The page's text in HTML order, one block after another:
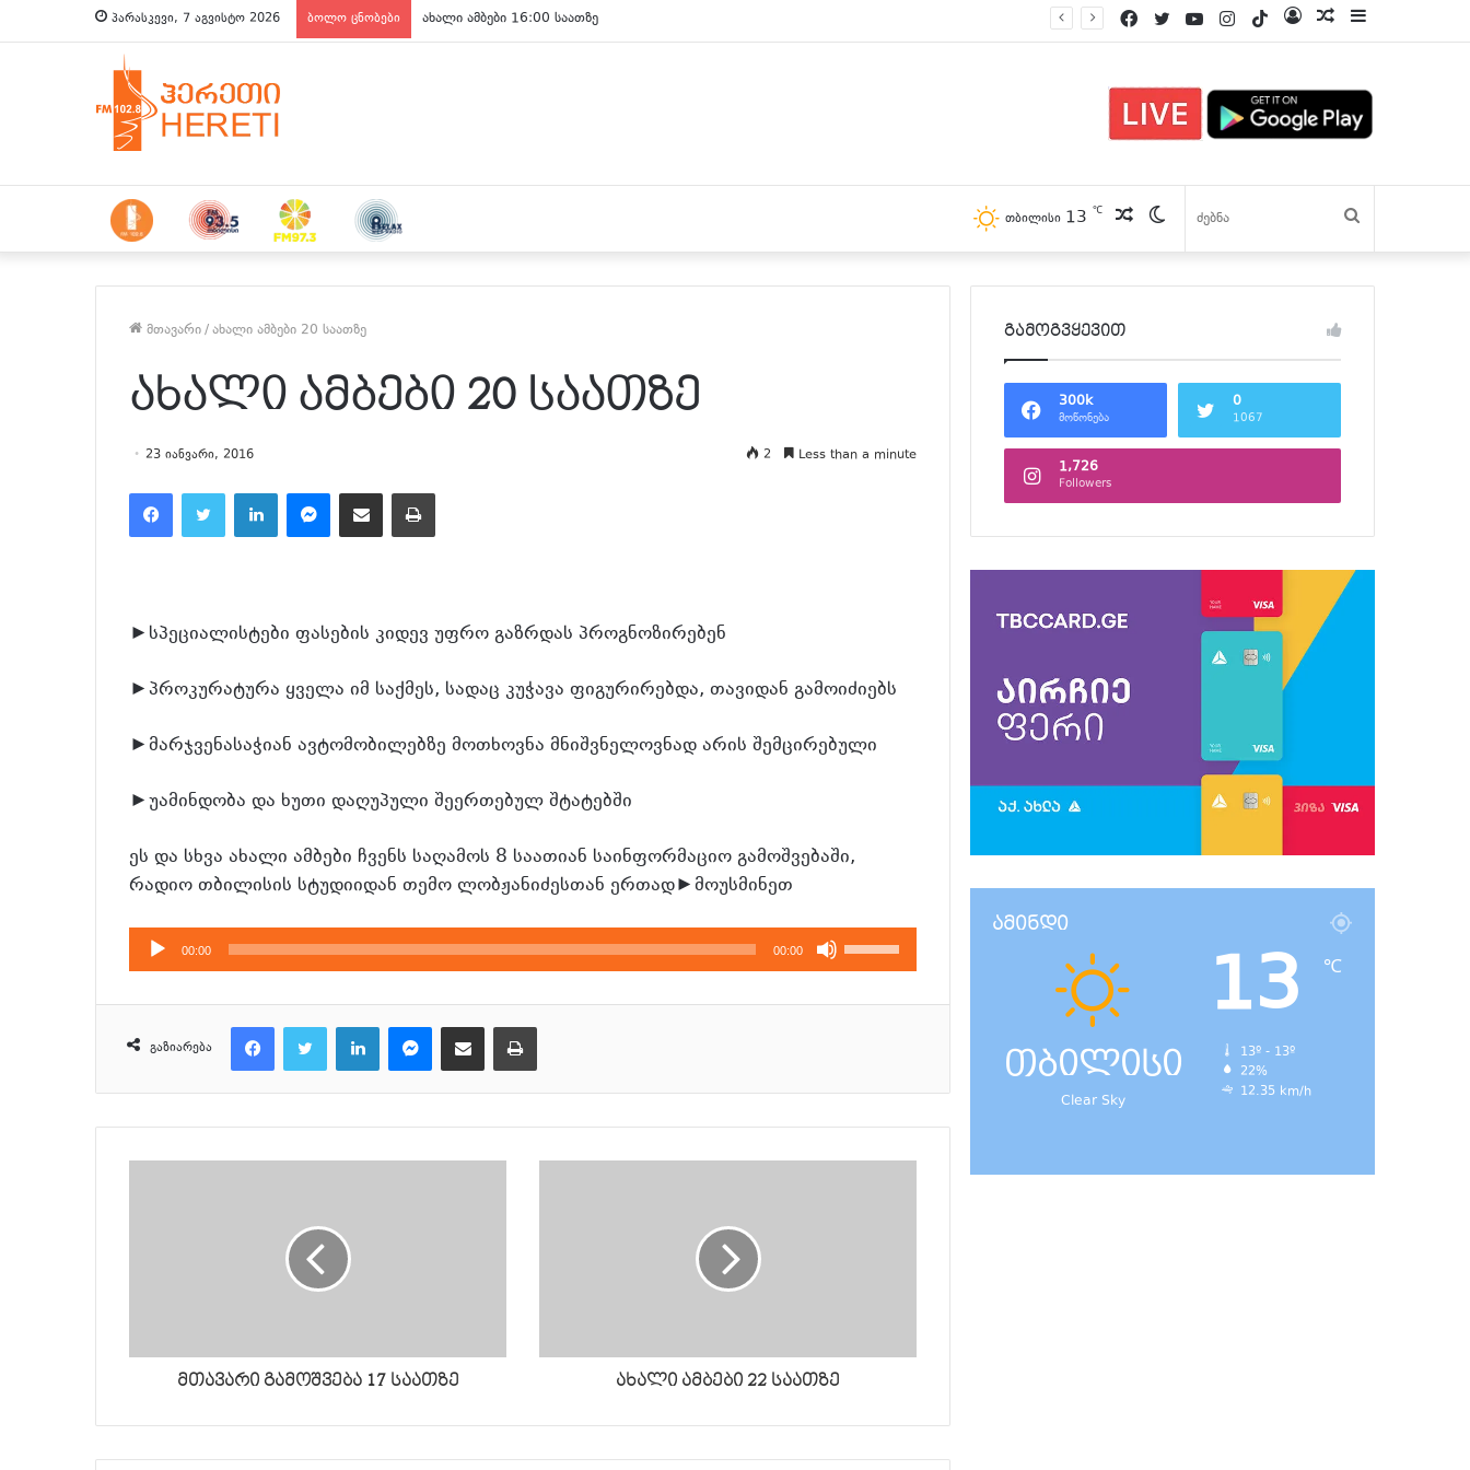
პარასკევი, 7 აგვისტო 2026 ბოლო ცნობები ახალი ამბები 16:00 საათზე პოსტები
Log
TikTok
Instagram
YouTube
Twitter
Facebook
Switch
skin
პოსტები
თბილისი 13 ℃
მთავარი/ახალი ამბები 20 საათზე
ახალი ამბები 20 საათზე
23 იანვარი, 2016 2 Less than a minute
►სპეციალისტები ფასების კიდევ უფრო გაზრდას პროგნოზირებენ
►პროკურატურა ყველა იმ საქმეს, სადაც კუჭავა ფიგურირებდა, თავიდან გამოიძიებს
►მარჯვენასაჭიან ავტომობილებზე მოთხოვნა მნიშვნელოვნად არის შემცირებული
►უამინდობა და ხუთი დაღუპული შეერთებულ შტატებში
ეს და სხვა ახალი ამბები ჩვენს საღამოს 8 საათიან საინფორმაციო გამოშვებაში,
რადიო თბილისის სტუდიიდან თემო ლობჟანიძესთან ერთად►მოუსმინეთ
აუდიო
დამკვრელი
00:00 00:00
გამოიყენეთ
კლავჲშები
გაზიარება
მთავარი გამოშვება 17 საათზე ახალი ამბები 22 საათზე
გამოგვყევით
300k
მოწონება
0
1067
1,726
Followers
ამინდი
თბილისი
Clear Sky
13 ℃
13º - 13º
22%
12.35 km/h